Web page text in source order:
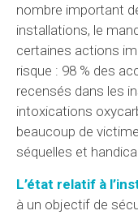
nombre important
installations, le
certaines actions
risque : 98 % des
recensés dans les
intoxications
beaucoup de
séquelles et
L’état relatif à
à un objectif de